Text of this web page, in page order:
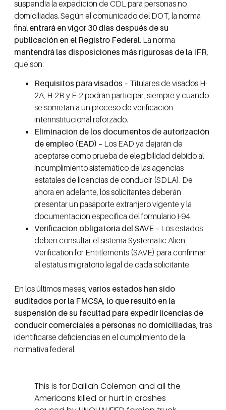
suspendía la expedición de CDL para personas no
domiciliadas. Según el comunicado del DOT, la norma
final entrará en vigor 30 días después de su
publicación en el Registro Federal. La norma
mantendrá las disposiciones más rigurosas de la IFR
que son:
Requisitos para visados – Titulares de visados H-
2A, H-2B y E-2 podrán participar, siempre y cuando
se sometan a un proceso de verificación
interinstitucional reforzado.
Eliminación de los documentos de autorización
de empleo (EAD) – Los EAD ya dejarán de
aceptarse como prueba de elegibilidad debido al
incumplimiento sistemático de las agencias
estatales de licencias de conducir (SDLA). De
ahora en adelante, los solicitantes deberán
presentar un pasaporte extranjero vigente y la
documentación específica del formulario I-94.
Verificación obligatoria del SAVE – Los estados
deben consultar el sistema Systematic Alien
Verification for Entitlements (SAVE) para confirmar
el estatus migratorio legal de cada solicitante.
En los últimos meses, varios estados han sido
auditados por la FMCSA, lo que resultó en la
suspensión de su facultad para expedir licencias de
conducir comerciales a personas no domiciliadas , tras
identificarse deficiencias en el cumplimiento de la
normativa federal.
This is for Dalilah Coleman and all the
Americans killed or hurt in crashes